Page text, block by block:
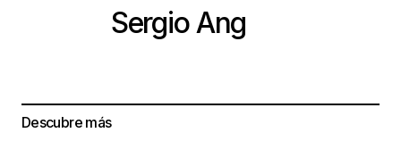
Sergio Ang
Descubre más